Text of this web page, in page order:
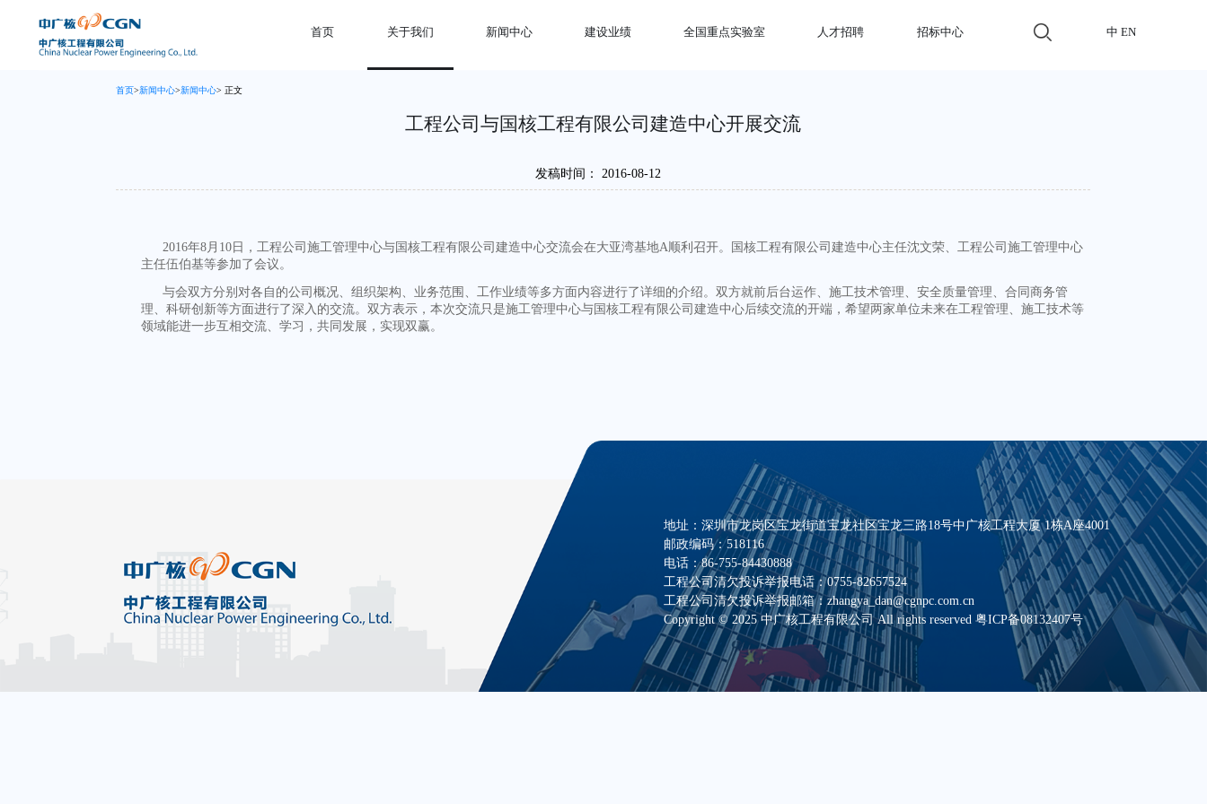
首页 关于我们 新闻中心 建设业绩 全国重点实验室 人才招聘 招标中心 中 EN
首页>新闻中心>新闻中心> 正文
工程公司与国核工程有限公司建造中心开展交流
发稿时间： 2016-08-12
2016年8月 10日，工程公司施工管理中心与国核工程有限公司建造中心交流会在大亚湾基地A顺利召开。国核工程有限公司建造中心主任沈文荣、工程公司施工管理中心
主任伍伯基等参加了会议。
与会双方分别对各自的公司概况、组织架构、业务范围、工作业绩等多方面内容进行了详细的介绍。双方就前后台运作、施工技术管理、安全质量管理、合同商务管
理、科研创新等方面进行了深入的交流。双方表示，本次交流只是施工管理中心与国核工程有限公司建造中心后续交流的开端，希望两家单位未来在工程管理、施工技术等
领域能进一步互相交流、学习，共同发展，实现双赢。
地址：深圳市龙岗区宝龙街道宝龙社区宝龙三路18号中广核工程大厦 1栋A座4001
邮政编码：518116
电话：86-755-84430888
工程公司清欠投诉举报电话：0755-82657524
工程公司清欠投诉举报邮箱：zhangya_dan@cgnpc.com.cn
Copyright © 2025 中广核工程有限公司 All rights reserved粤ICP备08132407号